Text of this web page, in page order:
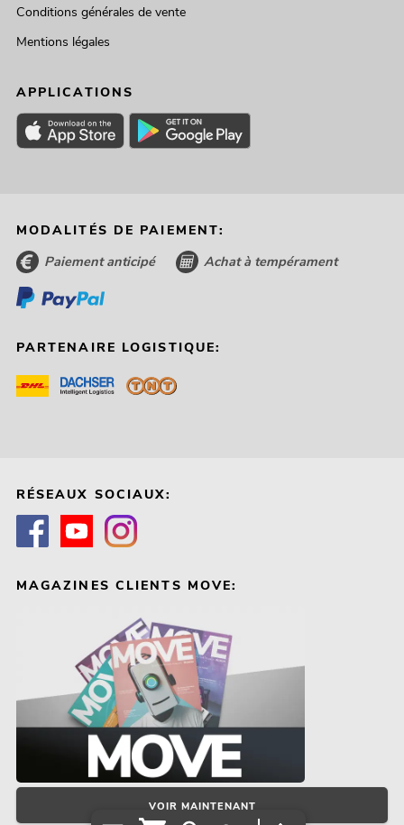
Conditions générales de vente
Mentions légales
APPLICATIONS
MODALITÉS DE PAIEMENT:
Paiement anticipé Achat à tempérament
PARTENAIRE LOGISTIQUE:
RÉSEAUX SOCIAUX:
MAGAZINES CLIENTS MOVE:
VOIR MAINTENANT